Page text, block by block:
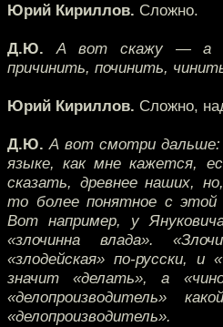
Юрий Кириллов. Сложно.
Д.Ю. А вот скажу — а
причинить, починить,
Юрий Кириллов. Сложно,
Д.Ю. А вот смотри дальше:
языке, как мне кажется,
сказать, древнее наших,
то более понятное с этой
Вот например, у
«злочинна влада».
«злодейская» по-русски,
значит «делать», а
«делопроизводитель»
«делопроизводитель».